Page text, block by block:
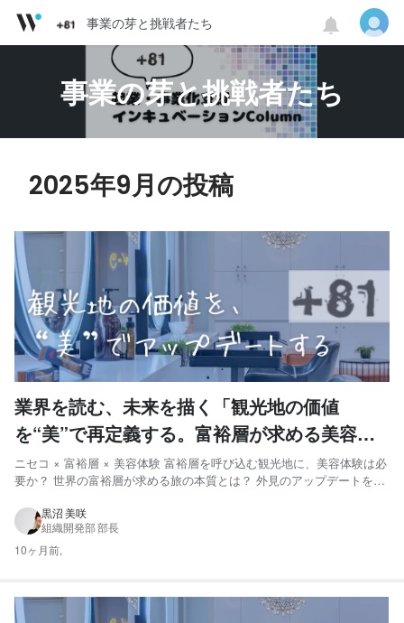
事業の芽と挑戦者たち
事業の芽と挑戦者たち
2025年9月の投稿
業界を読む、未来を描く「観光地の価値
を“美”で再定義する。富裕層が求める美容体
験とは」
ニセコ × 富裕層 × 美容体験 富裕層を呼び込む観光地に、美容体験は必
要か？ 世界の富裕層が求める旅の本質とは？ 外見のアップデートを求
は、富裕層の旅にも必要 ミライへの問いかけ ニセコ × 富裕層 × 美容
体験 富裕層を呼び込む観光地に、美容...
黒沼 美咲
組織開発部 部長
10ヶ月前,